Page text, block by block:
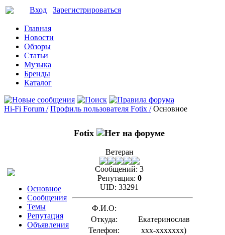
Вход Зарегистрироваться
Главная
Новости
Обзоры
Статьи
Музыка
Бренды
Каталог
Hi-Fi Forum / Профиль пользователя Fotix / Основное
Основное
Сообщения
Темы
Репутация
Объявления
Fotix
Ветеран
Сообщений: 3
Репутация: 0
UID: 33291
Ф.И.О:
Откуда:
Екатеринослав
Телефон:
xxx-xxxxxxx)